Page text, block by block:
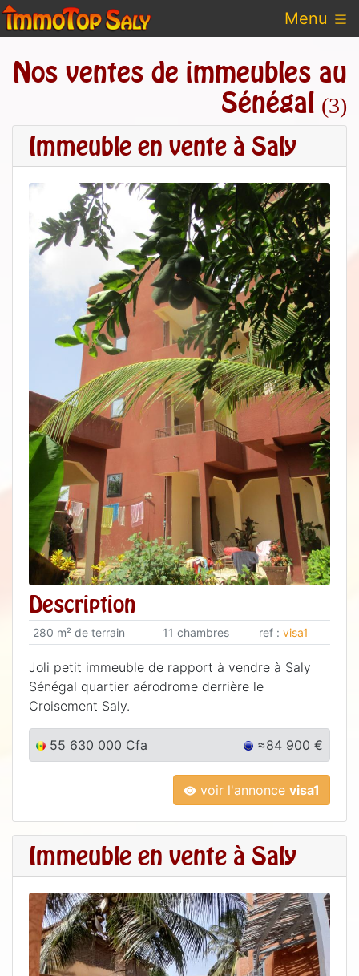
Menu
Nos ventes de immeubles au
Sénégal (3)
Immeuble en vente à Saly
Description
280 m² de terrain 11 chambres ref : visa1
Joli petit immeuble de rapport à vendre à Saly
Sénégal quartier aérodrome derrière le
Croisement Saly.
55 630 000 Cfa ≈84 900 €
voir l'annonce visa1
Immeuble en vente à Saly